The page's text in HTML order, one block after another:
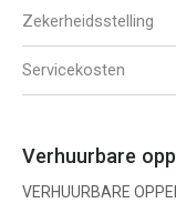
Zekerheidsstelling
Servicekosten
Verhuurbare
VERHUURBARE